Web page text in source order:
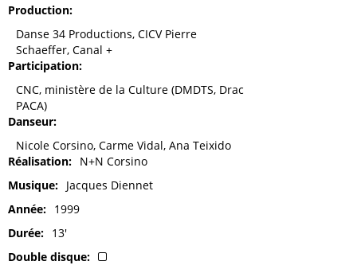
Production
Danse 34 Productions, CICV Pierre
Schaeffer, Canal +
Participation
CNC, ministère de la Culture (DMDTS, Drac
PACA)
Danseur
Nicole Corsino, Carme Vidal, Ana Teixido
Réalisation
N+N Corsino
Musique
Jacques Diennet
Année
1999
Durée
13'
Double disque